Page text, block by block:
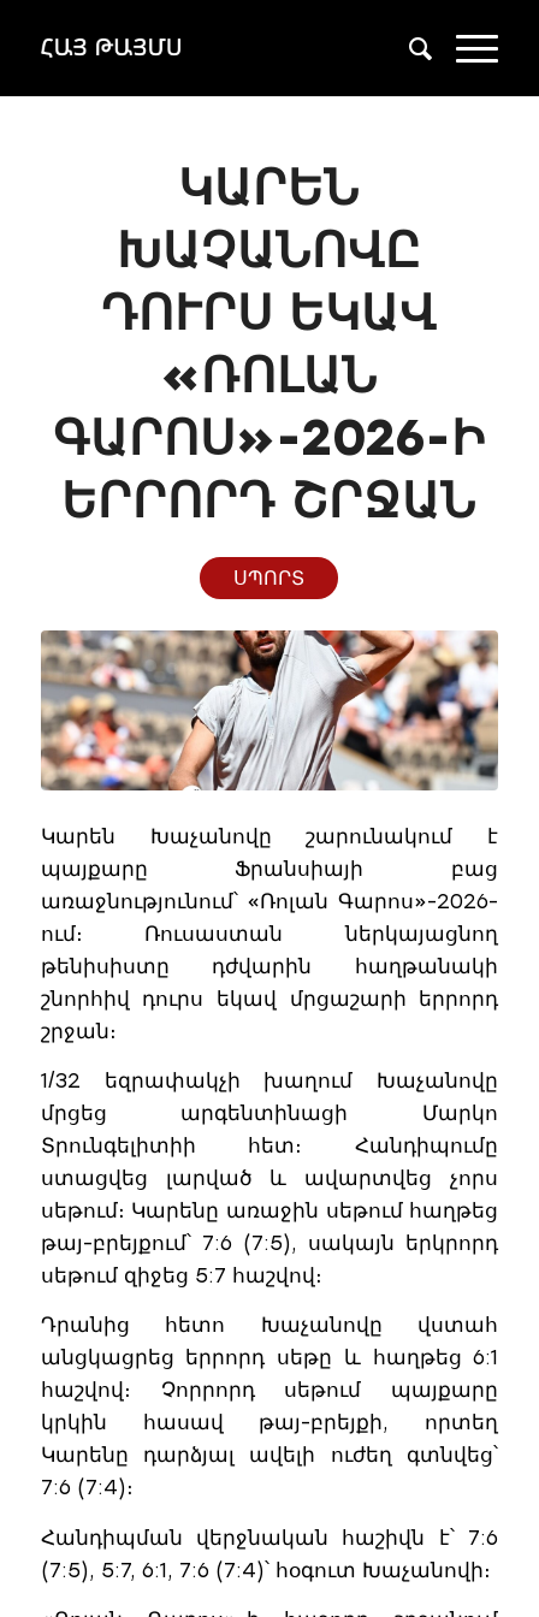
ԿԱՐԵՆ
ԽԱՉԱՆՈՎԸ
ԴՈՒՐՍ ԵԿԱՎ
«ՌՈԼԱՆ
ԳԱՐՈՍ»-2026-Ի
ԵՐՐՈՐԴ ՇՐՋԱՆ
ՍՊՈՐՏ
Կարեն Խաչանովը շարունակում է
պայքարը Ֆրանսիայի բաց
առաջնությունում՝ «Ռոլան Գարոս»-2026-
ում։ Ռուսաստան ներկայացնող
թենիսիստը դժվարին հաղթանակի
շնորհիվ դուրս եկավ մրցաշարի երրորդ
շրջան։
1/32 եզրափակչի խաղում Խաչանովը
մրցեց արգենտինացի Մարկո
Տրունգելիտիի հետ։ Հանդիպումը
ստացվեց լարված և ավարտվեց չորս
սեթում։ Կարենը առաջին սեթում հաղթեց
թայ-բրեյքում՝ 7:6 (7:5), սակայն երկրորդ
սեթում զիջեց 5:7 հաշվով։
Դրանից հետո Խաչանովը վստահ
անցկացրեց երրորդ սեթը և հաղթեց 6:1
հաշվով։ Չորրորդ սեթում պայքարը
կրկին հասավ թայ-բրեյքի, որտեղ
Կարենը դարձյալ ավելի ուժեղ գտնվեց՝
7:6 (7:4)։
Հանդիպման վերջնական հաշիվն է՝ 7:6
(7:5), 5:7, 6:1, 7:6 (7:4)՝ հօգուտ Խաչանովի։